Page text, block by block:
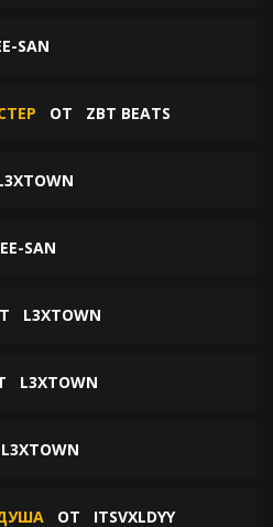
SAN
ОТ ZBT BEATS
SAN
L3XTOWN
L3XTOWN
L3XTOWN
ОТ ITSVXLDYY